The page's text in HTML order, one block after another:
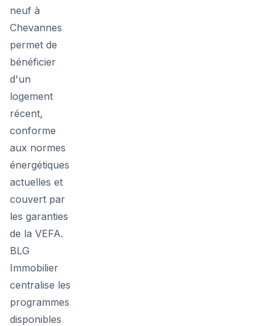
neuf à
Chevannes
permet de
bénéficier
d'un
logement
récent,
conforme
aux normes
énergétiques
actuelles et
couvert par
les garanties
de la VEFA.
BLG
Immobilier
centralise les
programmes
disponibles